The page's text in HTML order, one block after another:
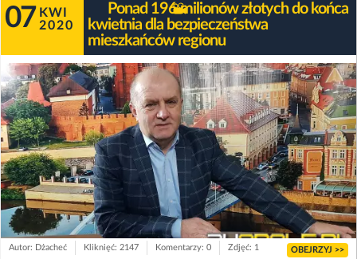
07 KWI
2020
Ponad 196 milionów złotych do końca
kwietnia dla bezpieczeństwa
mieszkańców regionu
Autor: Dżacheć Kliknięć: 2147 Komentarzy: 0 Zdjęć: 1 OBEJRZYJ >>